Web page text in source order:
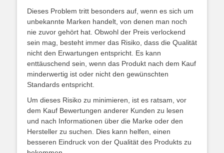
Dieses Problem tritt besonders auf, wenn es sich um
unbekannte Marken handelt, von denen man noch
nie zuvor gehört hat. Obwohl der Preis verlockend
sein mag, besteht immer das Risiko, dass die Qualität
nicht den Erwartungen entspricht. Es kann
enttäuschend sein, wenn das Produkt nach dem Kauf
minderwertig ist oder nicht den gewünschten
Standards entspricht.
Um dieses Risiko zu minimieren, ist es ratsam, vor
dem Kauf Bewertungen anderer Kunden zu lesen
und nach Informationen über die Marke oder den
Hersteller zu suchen. Dies kann helfen, einen
besseren Eindruck von der Qualität des Produkts zu